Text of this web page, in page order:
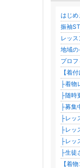
はじめ
振袖
レッ
地域の
プロ
【着
├着物
├随時
├募集
├レッ
├レッ
├レッ
├生徒
【着